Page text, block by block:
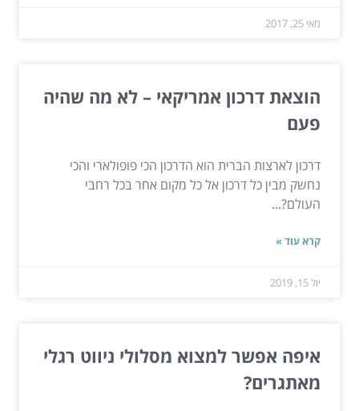
מאי 25, 2017
הוצאת דרכון אמריקאי – לא מה שהיה
פעם
דרכון לארצות הברית הוא הדרכון הכי פופולארי והכי
נחשק מבין כל דרכון אל כל מקום אחר בכל רחבי
העולם?...
קרא עוד »
יול 15, 2019
איפה אפשר למצוא מסלולי ניווט רגלי
מאתגרים?